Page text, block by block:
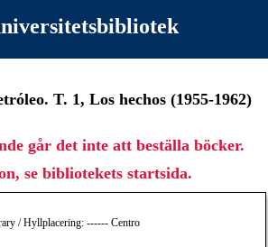
T. 1, Los hechos (1955-1962)
går det inte att beställa böcker.
se bibliotekets startsida.
/ Hyllplacering: ------ Centro